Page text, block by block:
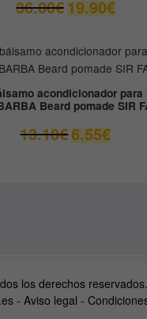
36.00€
precio
era:
36.00€.
19.90€
precio
es:
acondicionador
Beard pomade SIR
13.10€El
precio
6.55€El
precio
los derechos
- Aviso legal -